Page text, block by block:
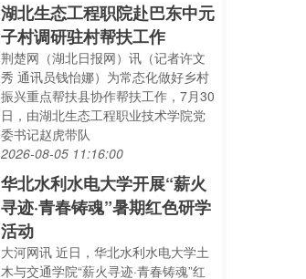
湖北生态工程职院赴巴东中元
子村调研驻村帮扶工作
荆楚网（湖北日报网）讯（记者许文
秀 通讯员钱怡娜）为常态化做好乡村
振兴重点帮扶县协作帮扶工作，7月30
日，由湖北生态工程职业技术学院党
委书记赵虎带队
2026-08-05 11:16:00
华北水利水电大学开展“薪火
寻迹·青春铸魂”暑期红色研学
活动
大河网讯 近日，华北水利水电大学土
木与交通学院“薪火寻迹·青春铸魂”红